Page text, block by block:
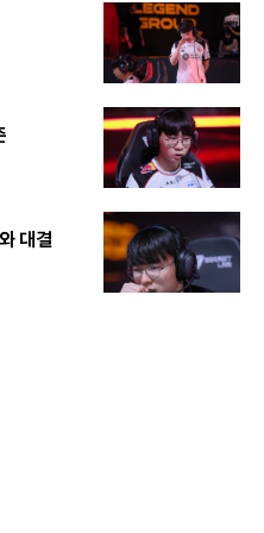
대결